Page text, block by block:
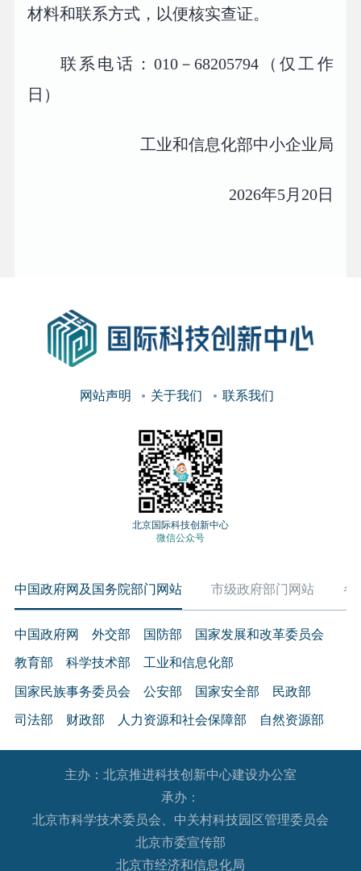
材料和联系方式，以便核实查证。
联系电话：010－68205794（仅工作
日）
工业和信息化部中小企业局
2026年5月20日
网站声明 关于我们 联系我们
北京国际科技创新中心
微信公众号
中国政府网及国务院部门网站 市级政府部门网站 各
中国政府网 外交部 国防部 国家发展和改革委员会
教育部 科学技术部 工业和信息化部
国家民族事务委员会 公安部 国家安全部 民政部
司法部 财政部 人力资源和社会保障部 自然资源部
生态环境部 住房和城乡建设部 交通运输部 水利部
农业农村部 商务部 文化和旅游部
退役军人事务部
国家语言文字工作委员会
国家航天局 国家原子能机构
主办：北京推进科技创新中心建设办公室
承办：
北京市科学技术委员会、中关村科技园区管理委员会
北京市委宣传部
北京市经济和信息化局